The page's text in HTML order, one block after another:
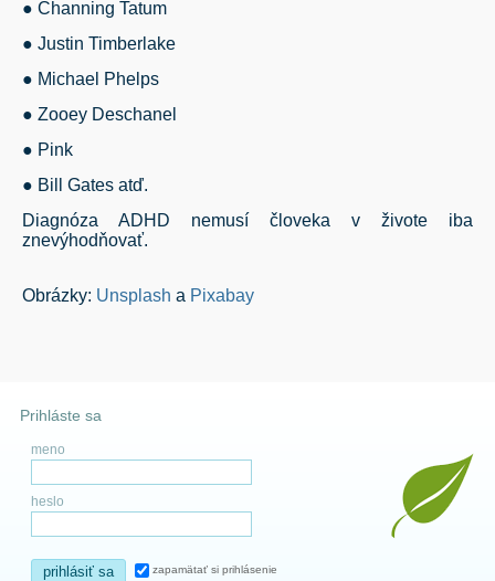
● Channing Tatum
● Justin Timberlake
● Michael Phelps
● Zooey Deschanel
● Pink
● Bill Gates atď.
Diagnóza ADHD nemusí človeka v živote iba
znevýhodňovať.
Obrázky: Unsplash a Pixabay
Prihláste sa
meno
heslo
prihlásiť sa zapamätať si prihlásenie